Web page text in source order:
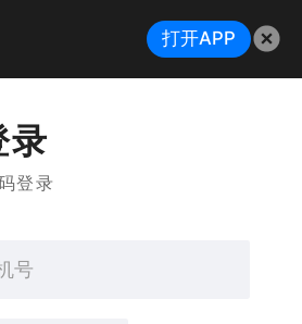
录
登录
打开APP